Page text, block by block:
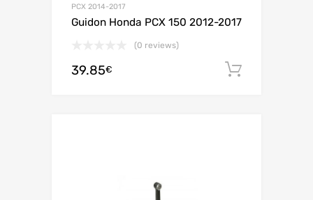
PCX 2014-2017
Guidon Honda PCX 150 2012-2017
(0 reviews)
39.85€